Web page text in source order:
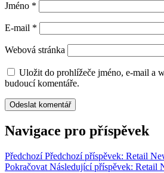
Jméno *
E-mail *
Webová stránka
Uložit do prohlížeče jméno, e-mail a
budoucí komentáře.
Navigace pro příspěvek
Předchozí Předchozí příspěvek: Retail
Pokračovat Následující příspěvek: Retail